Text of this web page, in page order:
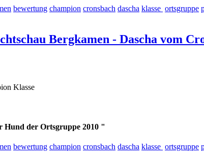
bewertung champion cronsbach dascha klasse ortsgruppe
Bergkamen - Dascha vom
Klasse
Hund der Ortsgruppe 2010 "
bewertung champion cronsbach dascha klasse ortsgruppe